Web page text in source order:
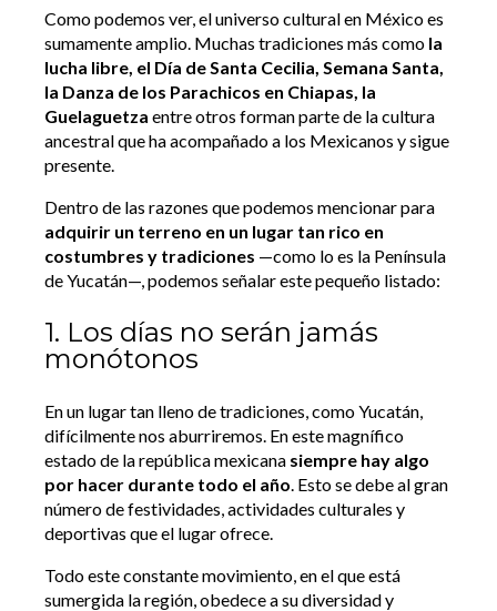
Como podemos ver, el universo cultural en México es
sumamente amplio. Muchas tradiciones más como la
lucha libre, el Día de Santa Cecilia, Semana Santa,
la Danza de los Parachicos en Chiapas, la
Guelaguetza entre otros forman parte de la cultura
ancestral que ha acompañado a los Mexicanos y sigue
presente.
Dentro de las razones que podemos mencionar para
adquirir un terreno en un lugar tan rico en
costumbres y tradiciones —como lo es la Península
de Yucatán—, podemos señalar este pequeño listado:
1. Los días no serán jamás
monótonos
En un lugar tan lleno de tradiciones, como Yucatán,
difícilmente nos aburriremos. En este magnífico
estado de la república mexicana siempre hay algo
por hacer durante todo el año . Esto se debe al gran
número de festividades, actividades culturales y
deportivas que el lugar ofrece.
Todo este constante movimiento, en el que está
sumergida la región, obedece a su diversidad y